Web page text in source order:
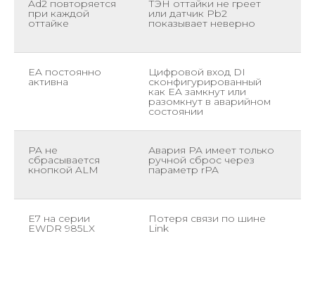
Ad2 повторяется
при каждой
оттайке
ТЭН оттайки не греет
или датчик Pb2
показывает неверно
EA постоянно
активна
Цифровой вход DI
сконфигурированный
как EA замкнут или
разомкнут в аварийном
состоянии
PA не
сбрасывается
кнопкой ALM
Авария PA имеет только
ручной сброс через
параметр rPA
E7 на серии
EWDR 985LX
Потеря связи по шине
Link